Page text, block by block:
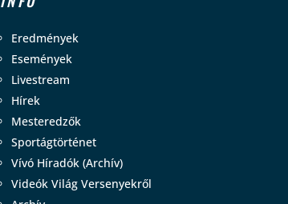
Eredmények
Események
Livestream
Hírek
Mesteredzők
Sportágtörténet
Vívó Híradók (Archív)
Videók Világ Versenyekről